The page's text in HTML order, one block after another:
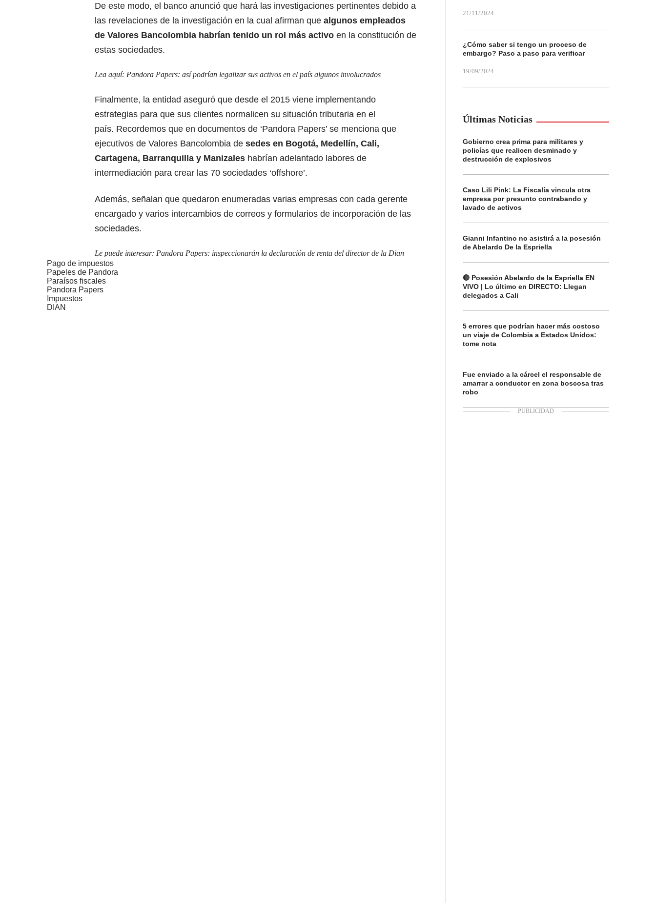
De este modo, el banco anunció que hará las investigaciones pertinentes debido a
las revelaciones de la investigación en la cual afirman que algunos empleados
de Valores Bancolombia habrían tenido un rol más activo en la constitución de
estas sociedades.
Lea aquí: Pandora Papers: así podrían legalizar sus activos en el país algunos involucrados
Finalmente, la entidad aseguró que desde el 2015 viene implementando
estrategias para que sus clientes normalicen su situación tributaria en el
país. Recordemos que en documentos de ‘Pandora Papers’ se menciona que
ejecutivos de Valores Bancolombia de sedes en Bogotá, Medellín, Cali,
Cartagena, Barranquilla y Manizales habrían adelantado labores de
intermediación para crear las 70 sociedades ‘offshore’.
Además, señalan que quedaron enumeradas varias empresas con cada gerente
encargado y varios intercambios de correos y formularios de incorporación de las
sociedades.
Le puede interesar: Pandora Papers: inspeccionarán la declaración de renta del director de la Dian
Pago de impuestos
Papeles de Pandora
Paraísos fiscales
Pandora Papers
Impuestos
DIAN
21/11/2024
¿Cómo saber si tengo un proceso de
embargo? Paso a paso para verificar
19/09/2024
Últimas Noticias
Gobierno crea prima para militares y
policías que realicen desminado y
destrucción de explosivos
Caso Lili Pink: La Fiscalía vincula otra
empresa por presunto contrabando y
lavado de activos
Gianni Infantino no asistirá a la posesión
de Abelardo De la Espriella
🔴 Posesión Abelardo de la Espriella EN
VIVO | Lo último en DIRECTO: Llegan
delegados a Cali
5 errores que podrían hacer más costoso
un viaje de Colombia a Estados Unidos:
tome nota
Fue enviado a la cárcel el responsable de
amarrar a conductor en zona boscosa tras
robo